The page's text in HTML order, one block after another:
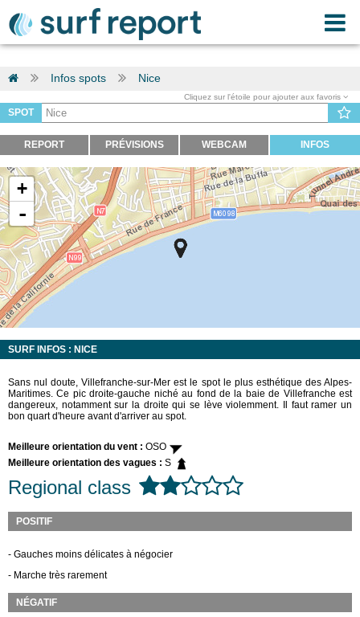
Infos spots Nice
Cliquez sur l'étoile pour ajouter aux favoris
SPOT
REPORT PRÉVISIONS WEBCAM INFOS
+
-
SURF INFOS : NICE
Sans nul doute, Villefranche-sur-Mer est le spot le plus esthétique des Alpes-
Maritimes. Ce pic droite-gauche niché au fond de la baie de Villefranche est
dangereux, notamment sur la droite qui se lève violemment. Il faut ramer un
bon quart d'heure avant d'arriver au spot.
Meilleure orientation du vent : OSO
Meilleure orientation des vagues : S
Regional class
POSITIF
- Gauches moins délicates à négocier
- Marche très rarement
NÉGATIF